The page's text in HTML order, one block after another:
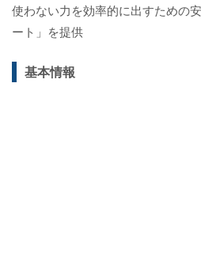
使わない力を効率的に出すための
ート」を提供
基本情報